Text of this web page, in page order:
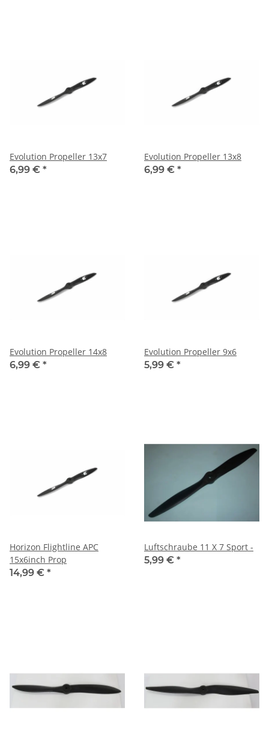
Evolution Propeller 13x7
6,99 € *
Evolution Propeller 13x8
6,99 € *
Evolution Propeller 14x8
6,99 € *
Evolution Propeller 9x6
5,99 € *
Horizon Flightline APC
15x6inch Prop
14,99 € *
Luftschraube 11 X 7 Sport -
5,99 € *